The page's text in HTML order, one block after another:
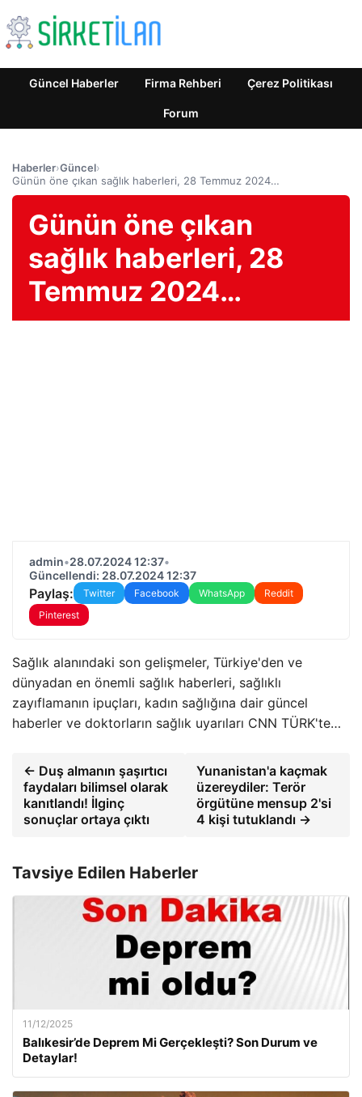
Güncel Haberler Firma Rehberi Çerez Politikası
Forum
Haberler›Güncel›
Günün öne çıkan sağlık haberleri, 28 Temmuz 2024…
Günün öne çıkan
sağlık haberleri, 28
Temmuz 2024…
admin•28.07.2024 12:37•
Güncellendi: 28.07.2024 12:37
Paylaş: Twitter Facebook WhatsApp
Reddit
Pinterest
Sağlık alanındaki son gelişmeler, Türkiye'den ve
dünyadan en önemli sağlık haberleri, sağlıklı
zayıflamanın ipuçları, kadın sağlığına dair güncel
haberler ve doktorların sağlık uyarıları CNN TÜRK'te…
← Duş almanın şaşırtıcı
faydaları bilimsel olarak
kanıtlandı! İlginç
sonuçlar ortaya çıktı
Yunanistan'a kaçmak
üzereydiler: Terör
örgütüne mensup 2'si
4 kişi tutuklandı →
Tavsiye Edilen Haberler
11/12/2025
Balıkesir’de Deprem Mi Gerçekleşti? Son Durum ve
Detaylar!